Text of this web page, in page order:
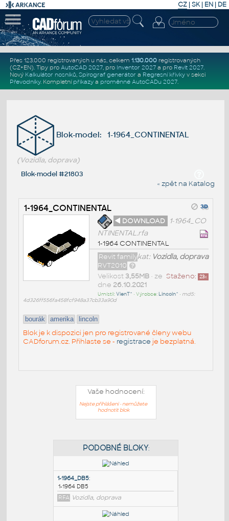
CZ | SK| EN | DE
Přes 123.000 registrovaných u nás, celkem 1.130.000registrovaných
(CZ+EN). Tipy pro AutoCAD 2027, pro Inventor 2027a pro Revit 2027.
Nový Kalkulátor nosníků, Spirograf generátor a Regresní křivkyv sekci
Převodníky. Kompletní příkazya proměnné AutoCADu 2027.
Blok-model: 1-1964_CONTINENTAL
(Vozidla, doprava)
Blok-model #21803
« zpět na Katalog
1-1964_CONTINENTAL
◄ DOWNLOAD
1-1964_CO
NTINENTAL.rfa
1-1964 CONTINENTAL
kat: Vozidla, doprava
Revit family
RVT2010
Staženo: 23x
Velikost3,55MB• ze
dne 26.10.2021
Umístil:VienT^ • Výrobce: Lincoln^ • md5:
4d326ff556fa458fcf948a37cb33a90d
bourák amerika lincoln
Blok je k dispozici jen pro registrované členy webu
CADforum.cz. Přihlaste se - registrace je bezplatná.
Vaše hodnocení:
Nejste přihlášeni - nemůžete
hodnotit blok